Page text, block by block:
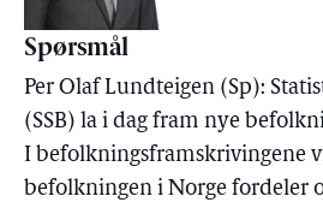
Spørsmål
Per Olaf Lundteigen (Sp):
(SSB) la i dag fram nye
I befolkningsframskrivingene
befolkningen i Norge fordeler